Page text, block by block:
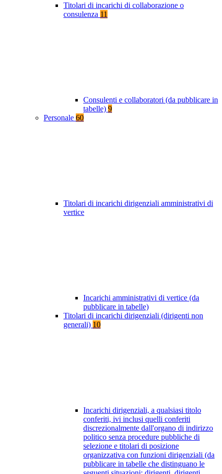
Titolari di incarichi di collaborazione o
consulenza 11
Consulenti e collaboratori (da pubblicare in
tabelle) 9
Personale 60
Titolari di incarichi dirigenziali amministrativi di
vertice
Incarichi amministrativi di vertice (da
pubblicare in tabelle)
Titolari di incarichi dirigenziali (dirigenti non
generali) 10
Incarichi dirigenziali, a qualsiasi titolo
conferiti, ivi inclusi quelli conferiti
discrezionalmente dall'organo di indirizzo
politico senza procedure pubbliche di
selezione e titolari di posizione
organizzativa con funzioni dirigenziali (da
pubblicare in tabelle che distinguano le